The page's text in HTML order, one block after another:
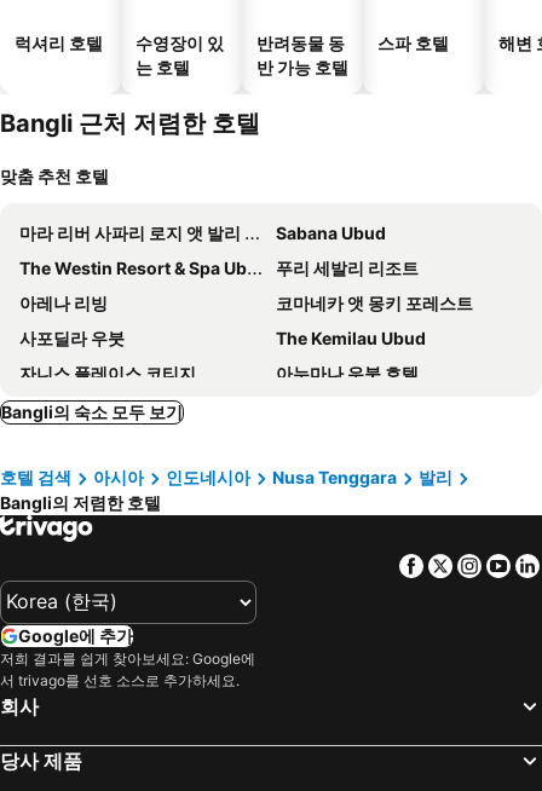
럭셔리 호텔
수영장이 있
는 호텔
반려동물 동
반 가능 호텔
스파 호텔 해변
Bangli 근처 저렴한 호텔
맞춤 추천 호텔
마라 리버 사파리 로지 앳 발리 사파리 & 마린 파크
Sabana Ubud
The Westin Resort & Spa Ubud, Bali
푸리 세발리 리조트
아레나 리빙
코마네카 앳 몽키 포레스트
사포딜라 우붓
The Kemilau Ubud
자니스 플레이스 코티지
아누마나 우붓 호텔
플라타란 우붓 호텔 & 스파
Batu Empug Ubud by Mahaputra
Ulun Ubud Resort
비세사 우붓 리조트
아토텔 하니만 우붓
카자네 양로니
Bisma Eight
Tapa Tepi Kali Canggu
리츠칼튼 발리, 누사두아
만다파, 어 리츠칼튼 리저브
Emana Akatara
그린 버드 빌라
Dinara Ubud
Bangli의 숙소 모두 보기
호텔 검색 아시아 인도네시아 Nusa Tenggara
발리
Bangli의 저렴한 호텔
Facebook
Twitter
Google에 추가
저희 결과를 쉽게 찾아보세요: Google에
서 trivago를 선호 소스로 추가하세요.
회사
당사 제품